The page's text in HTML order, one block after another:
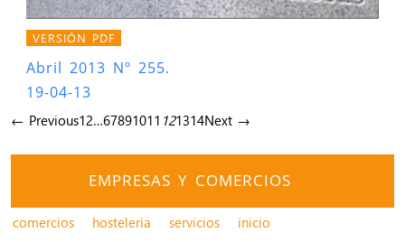
VERSIÓN PDF
Abril 2013 Nº 255.
19-04-13
← Previous12…67891011 121314Next →
EMPRESAS Y COMERCIOS
comercios hostelería servicios inicio